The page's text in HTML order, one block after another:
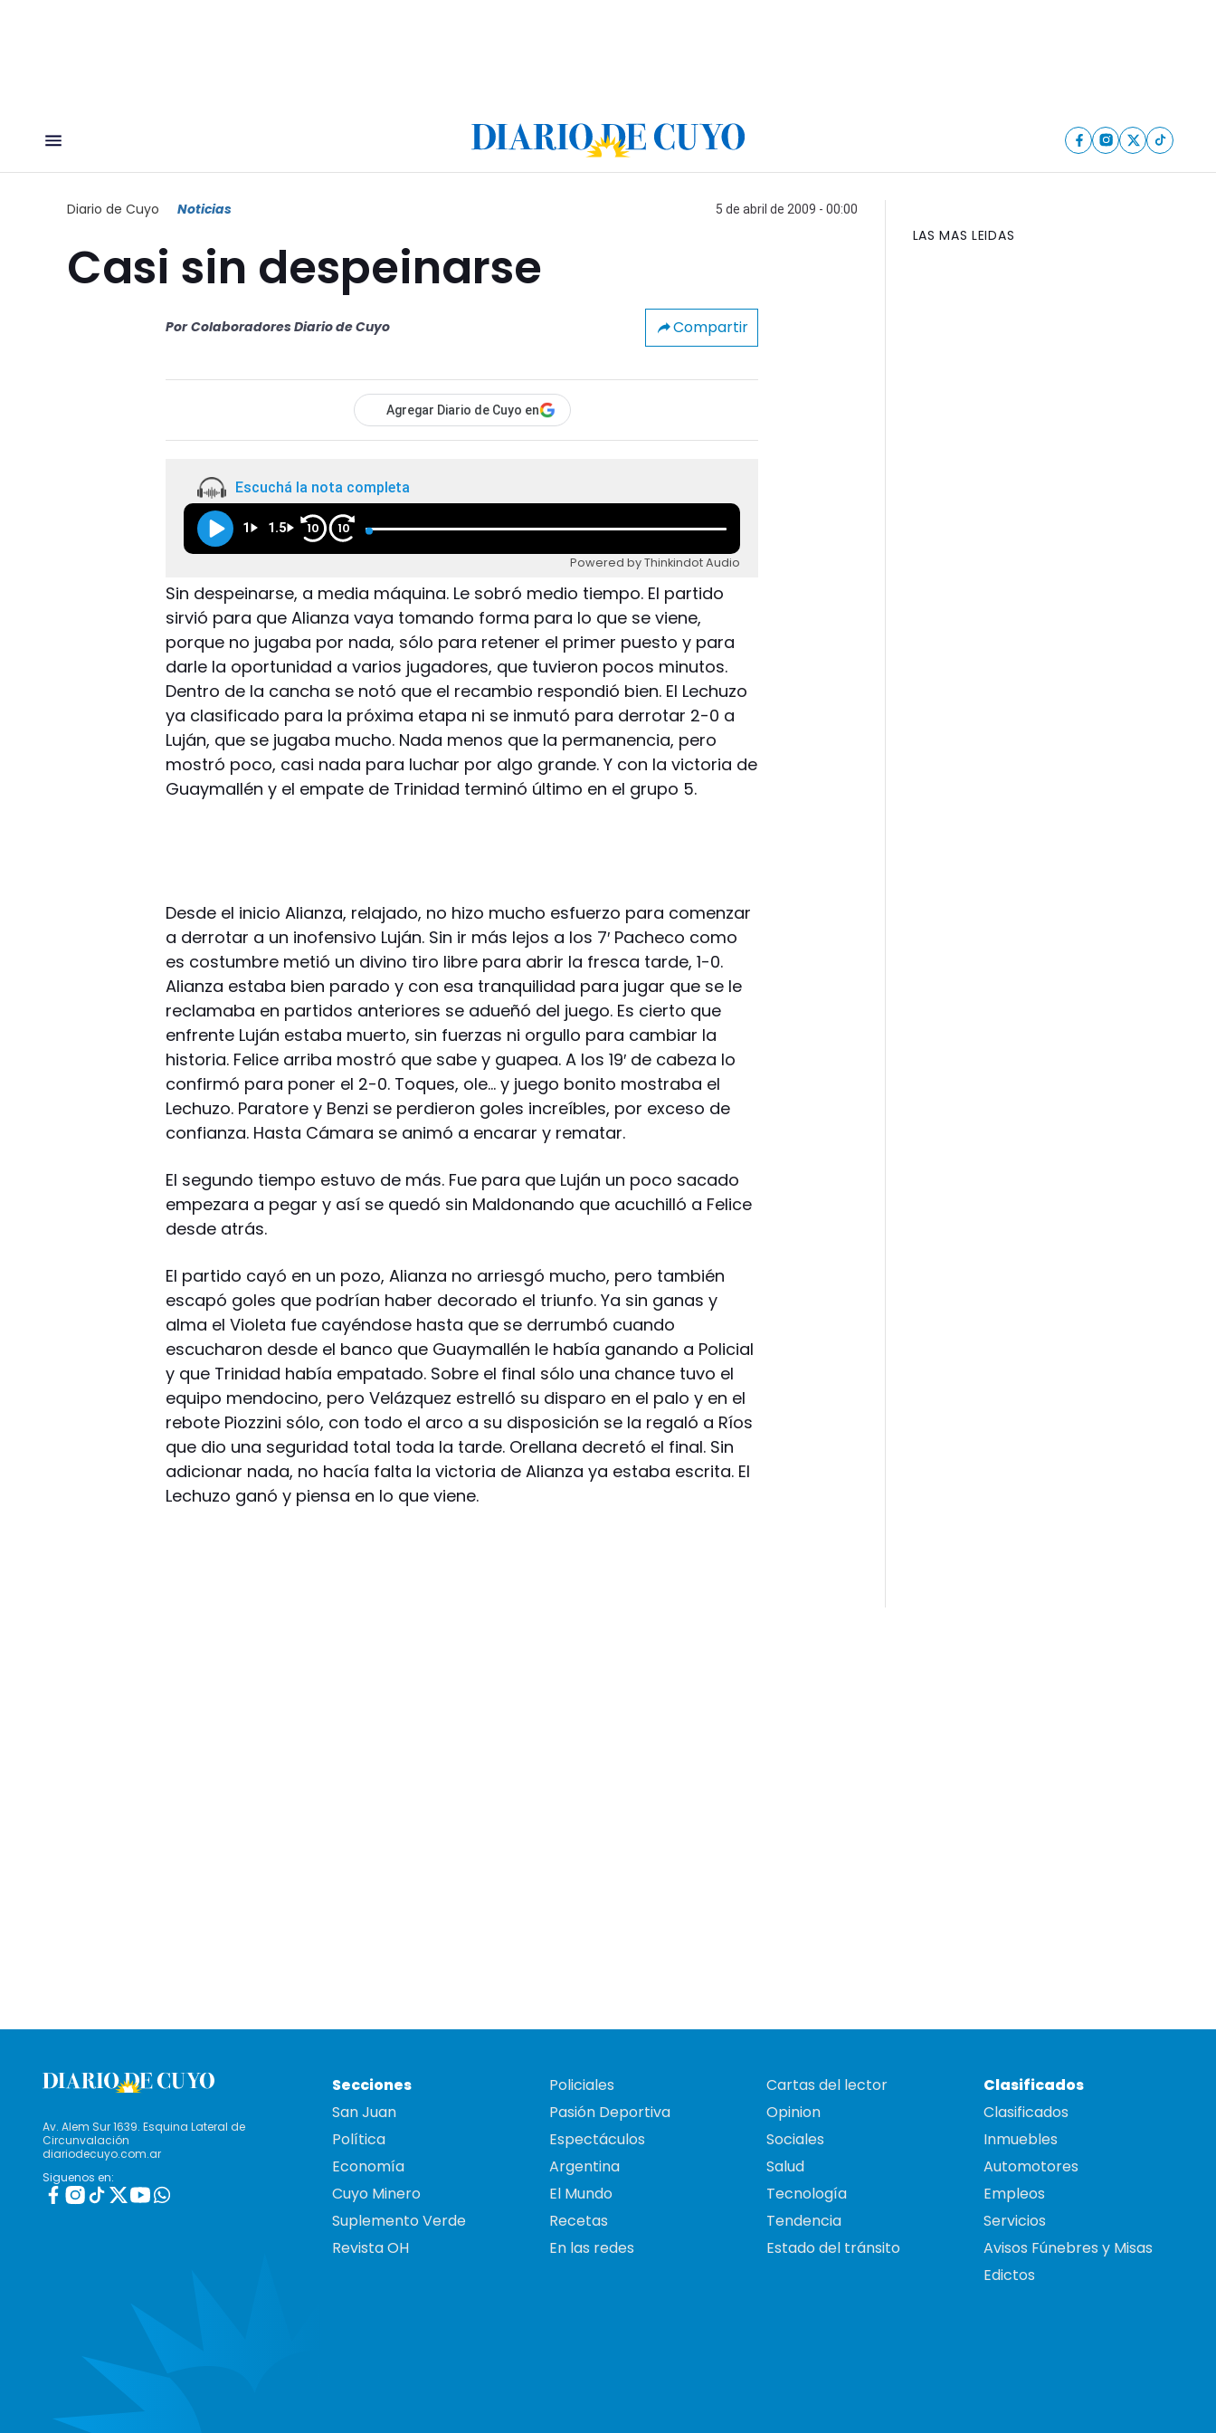
Diario de Cuyo Noticias 5 de abril de 2009 - 00:00
Casi sin despeinarse
Por Colaboradores Diario de Cuyo Compartir
Agregar Diario de Cuyo en
Escuchá la nota completa
1 1.5 10 10
Powered by Thinkindot Audio
Sin despeinarse, a media máquina. Le sobró medio tiempo. El partido
sirvió para que Alianza vaya tomando forma para lo que se viene,
porque no jugaba por nada, sólo para retener el primer puesto y para
darle la oportunidad a varios jugadores, que tuvieron pocos minutos.
Dentro de la cancha se notó que el recambio respondió bien. El Lechuzo
ya clasificado para la próxima etapa ni se inmutó para derrotar 2-0 a
Luján, que se jugaba mucho. Nada menos que la permanencia, pero
mostró poco, casi nada para luchar por algo grande. Y con la victoria de
Guaymallén y el empate de Trinidad terminó último en el grupo 5.
Desde el inicio Alianza, relajado, no hizo mucho esfuerzo para comenzar
a derrotar a un inofensivo Luján. Sin ir más lejos a los 7′ Pacheco como
es costumbre metió un divino tiro libre para abrir la fresca tarde, 1-0.
Alianza estaba bien parado y con esa tranquilidad para jugar que se le
reclamaba en partidos anteriores se adueñó del juego. Es cierto que
enfrente Luján estaba muerto, sin fuerzas ni orgullo para cambiar la
historia. Felice arriba mostró que sabe y guapea. A los 19′ de cabeza lo
confirmó para poner el 2-0. Toques, ole… y juego bonito mostraba el
Lechuzo. Paratore y Benzi se perdieron goles increíbles, por exceso de
confianza. Hasta Cámara se animó a encarar y rematar.
El segundo tiempo estuvo de más. Fue para que Luján un poco sacado
empezara a pegar y así se quedó sin Maldonando que acuchilló a Felice
desde atrás.
El partido cayó en un pozo, Alianza no arriesgó mucho, pero también
escapó goles que podrían haber decorado el triunfo. Ya sin ganas y
alma el Violeta fue cayéndose hasta que se derrumbó cuando
escucharon desde el banco que Guaymallén le había ganando a Policial
y que Trinidad había empatado. Sobre el final sólo una chance tuvo el
equipo mendocino, pero Velázquez estrelló su disparo en el palo y en el
rebote Piozzini sólo, con todo el arco a su disposición se la regaló a Ríos
que dio una seguridad total toda la tarde. Orellana decretó el final. Sin
adicionar nada, no hacía falta la victoria de Alianza ya estaba escrita. El
Lechuzo ganó y piensa en lo que viene.
LAS MAS LEIDAS
Av. Alem Sur 1639. Esquina Lateral de
Circunvalación
diariodecuyo.com.ar
Siguenos en:
Secciones
San Juan
Política
Economía
Cuyo Minero
Suplemento Verde
Revista OH
Policiales
Pasión Deportiva
Espectáculos
Argentina
El Mundo
Recetas
En las redes
Cartas del lector
Opinion
Sociales
Salud
Tecnología
Tendencia
Estado del tránsito
Clasificados
Clasificados
Inmuebles
Automotores
Empleos
Servicios
Avisos Fúnebres y Misas
Edictos